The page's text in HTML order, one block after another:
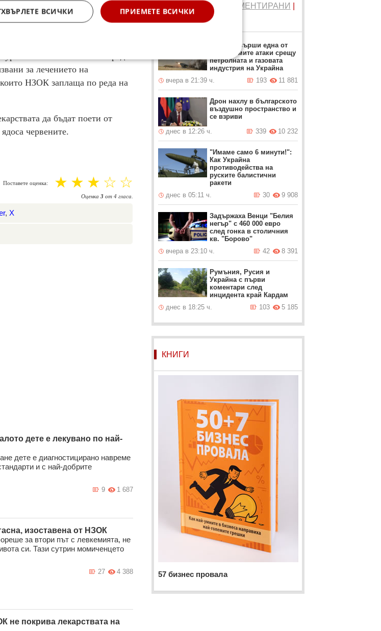
на лекарите,
детето да бъде поставено
дробове.
за близо 14 000 лева заради
за лечението на
НЗОК заплаща по реда на
да бъдат поети от
червените.
Поставете оценка: ☆
☆
☆
☆
☆
Оценка 3от 4гласа.
, X
дете е лекувано по най-
дете е диагностицирано навреме
и с най-добрите
1 687
9
изоставена от НЗОК
за втори път с левкемията, не
си. Тази сутрин момиченцето
4 388
27
не покрива лекарствата на
ЧЕТЕНИ КОМЕНТИРАНИ
НОВИ
Русия извърши една от
най-големите атаки срещу
петролната и газовата
индустрия на Украйна
вчера в 21:39 ч.
11 881
193
Дрон нахлу в българското
въздушно пространство и
се взриви
днес в 12:26 ч.
10 232
339
"Имаме само 6 минути!":
Как Украйна
противодейства на
руските балистични
ракети
днес в 05:11 ч.
9 908
30
Задържаха Венци "Белия
негър" с 460 000 евро
след гонка в столичния
кв. "Борово"
вчера в 23:10 ч.
8 391
42
Румъния, Русия и
Украйна с първи
коментари след
инцидента край Кардам
днес в 18:25 ч.
5 185
103
КНИГИ
57 бизнес провала
ПРИЕМЕТЕ ВСИЧКИ
ВСИЧКИ